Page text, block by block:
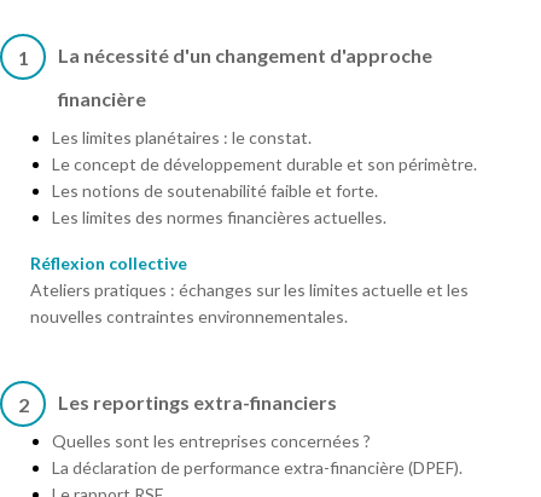
1
La nécessité d'un changement d'approche
financière
Les limites planétaires : le constat.
Le concept de développement durable et son périmètre.
Les notions de soutenabilité faible et forte.
Les limites des normes financières actuelles.
Réflexion collective
Ateliers pratiques : échanges sur les limites actuelle et les
nouvelles contraintes environnementales.
2 Les reportings extra-financiers
Quelles sont les entreprises concernées ?
La déclaration de performance extra-financière (DPEF).